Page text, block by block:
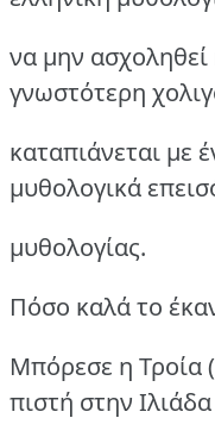
να μην ασχοληθεί
γνωστότερη
καταπιάνεται με
μυθολογικά
μυθολογίας.
Πόσο καλά το
Μπόρεσε η Τροία
πιστή στην